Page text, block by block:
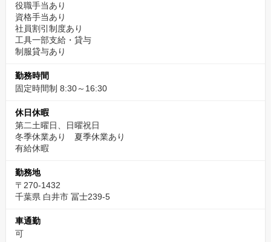
役職手当あり
資格手当あり
社員割引制度あり
工具一部支給・貸与
制服貸与あり
勤務時間
固定時間制 8:30～16:30
休日休暇
第二土曜日、日曜祝日
冬季休業あり 夏季休業あり
有給休暇
勤務地
〒270-1432
千葉県 白井市 冨士239-5
車通勤
可